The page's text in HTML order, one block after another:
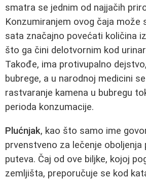
smatra se jednim od najjačih
Konzumiranjem ovog čaja može
sata značajno povećati količina
što ga čini delotvornim kod
Takođe, ima protivupalno
bubrege, a u narodnoj medicini
rastvaranje kamena u bubregu
perioda konzumacije.
Plućnjak, kao što samo ime
prvenstveno za lečenje oboljenja
puteva. Čaj od ove biljke, kojoj
zemljišta, preporučuje se kod